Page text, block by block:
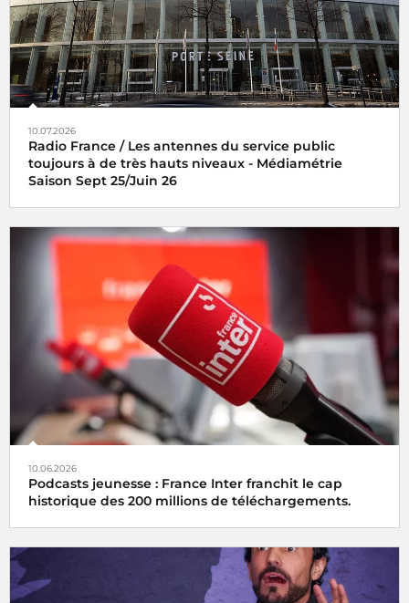
10.07.2026
Radio France / Les antennes du service public
toujours à de très hauts niveaux - Médiamétrie
Saison Sept 25/Juin 26
10.06.2026
Podcasts jeunesse : France Inter franchit le cap
historique des 200 millions de téléchargements.